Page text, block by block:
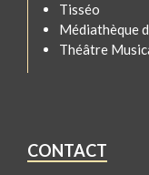
Tisséo
Médiathèque
Théâtre
CONTACT